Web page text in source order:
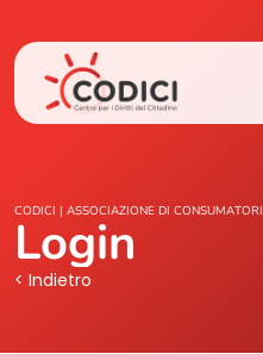
Chi Siamo
Cosa Facciamo
CODICI | ASSOCIAZIONE DI CONSUMATORI
Login
< Indietro